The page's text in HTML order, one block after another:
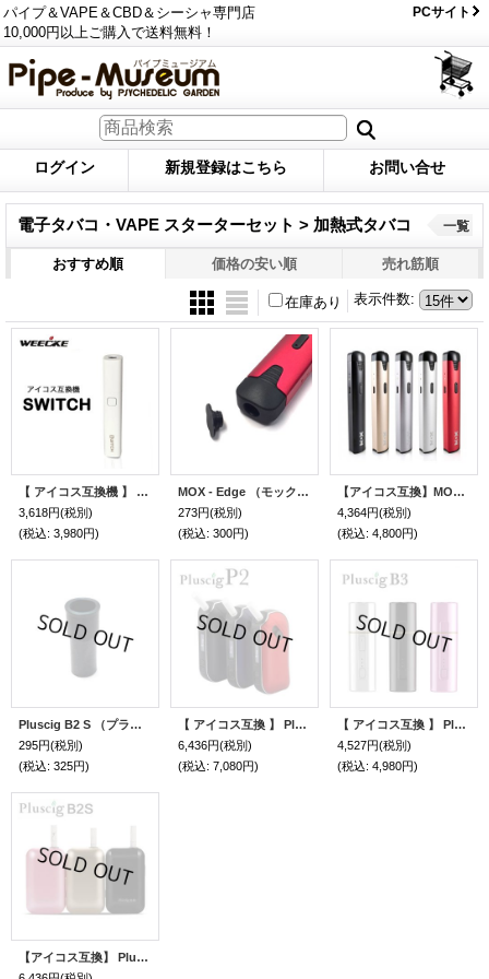
パイプ＆VAPE＆CBD＆シーシャ専門店
10,000円以上ご購入で送料無料！
PCサイト
ログイン 新規登録はこちら お問い合せ
電子タバコ・VAPE スターターセット > 加熱式タバコ 一覧
おすすめ順 価格の安い順 売れ筋順
表示件数:
在庫あり
【 アイコス互換機 】 WEECKE - Switch (スイッチ）
3,618円(税別)
(税込: 3,980円)
MOX - Edge （モックスエッジ） 用シリコンキャップ
273円(税別)
(税込: 300円)
【アイコス互換】MOX - Edge（モックスエッジ）
4,364円(税別)
(税込: 4,800円)
Pluscig B2 S （プラスシグビーツーエス） 専用 ホルダーキャップ
295円(税別)
(税込: 325円)
【 アイコス互換 】 Pluscig P2 （プラスシグピーツー）
6,436円(税別)
(税込: 7,080円)
【 アイコス互換 】 Pluscig B3 （プラスシグビースリー）
4,527円(税別)
(税込: 4,980円)
【アイコス互換】 Pluscig B2 S （プラスシグビーツーエス）